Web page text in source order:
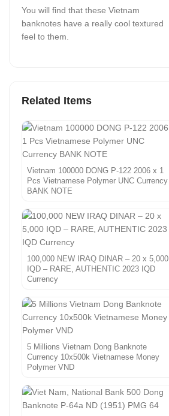
You will find that these Vietnam
banknotes have a really cool textured
feel to them.
Related Items
Vietnam 100000 DONG P-122 2006 x 1
Pcs Vietnamese Polymer UNC Currency
BANK NOTE
100,000 NEW IRAQ DINAR – 20 x 5,000
IQD – RARE, AUTHENTIC 2023 IQD
Currency
5 Millions Vietnam Dong Banknote
Currency 10x500k Vietnamese Money
Polymer VND